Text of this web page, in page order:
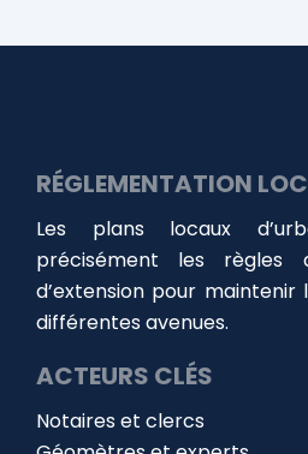
RÉGLEMENTATION
Les plans locaux
précisément les règles
d’extension pour maintenir
différentes avenues.
ACTEURS CLÉS
Notaires et clercs